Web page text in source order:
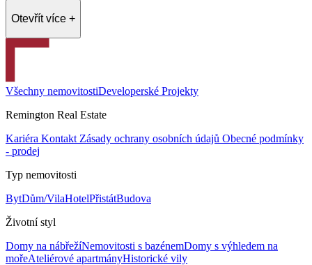
Otevřít více +
Všechny nemovitostiDeveloperské Projekty
Remington Real Estate
Kariéra Kontakt Zásady ochrany osobních údajů Obecné podmínky
- prodej
Typ nemovitosti
BytDům/VilaHotelPřistátBudova
Životní styl
Domy na nábřežíNemovitosti s bazénemDomy s výhledem na
mořeAteliérové apartmányHistorické vily